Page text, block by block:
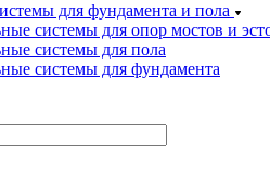
для фундамента и пола
системы для опор мостов и
системы для пола
системы для фундамента